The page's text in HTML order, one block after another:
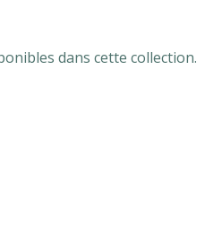
dans cette collection.